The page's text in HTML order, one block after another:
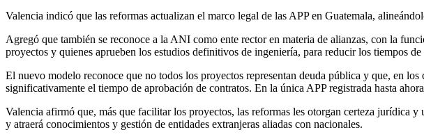
Valencia indicó que las reformas actualizan el marco legal de las APP en Guatemala,
Agregó que también se reconoce a la ANI como ente rector en materia de alianzas, con la
proyectos y quienes aprueben los estudios definitivos de ingeniería, para reducir los tiempos de
El nuevo modelo reconoce que no todos los proyectos representan deuda pública y que, en
significativamente el tiempo de aprobación de contratos. En la única APP registrada hasta
Valencia afirmó que, más que facilitar los proyectos, las reformas les otorgan certeza jurídica
y atraerá conocimientos y gestión de entidades extranjeras aliadas con nacionales.